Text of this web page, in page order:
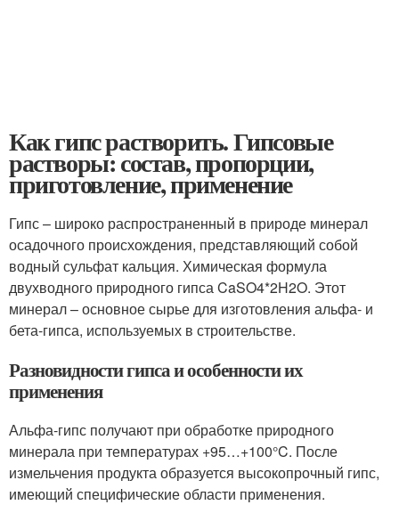
Как гипс растворить. Гипсовые
растворы: состав, пропорции,
приготовление, применение
Гипс – широко распространенный в природе минерал
осадочного происхождения, представляющий собой
водный сульфат кальция. Химическая формула
двухводного природного гипса CaSO4*2H2O. Этот
минерал – основное сырье для изготовления альфа- и
бета-гипса, используемых в строительстве.
Разновидности гипса и особенности их
применения
Альфа-гипс получают при обработке природного
минерала при температурах +95…+100°C. После
измельчения продукта образуется высокопрочный гипс,
имеющий специфические области применения.